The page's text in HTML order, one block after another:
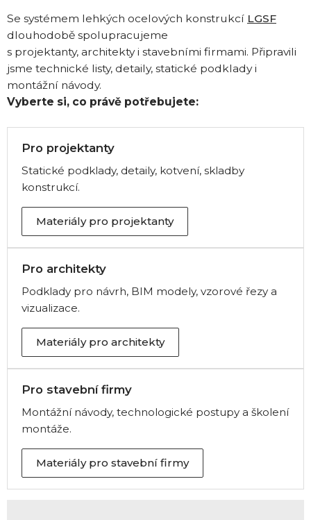
Se systémem lehkých ocelových konstrukcí LGSF
dlouhodobě spolupracujeme
s projektanty, architekty i stavebními firmami. Připravili
jsme technické listy, detaily, statické podklady i
montážní návody.
Vyberte si, co právě potřebujete:
Pro projektanty
Statické podklady, detaily, kotvení, skladby
konstrukcí.
Materiály pro projektanty
Pro architekty
Podklady pro návrh, BIM modely, vzorové řezy a
vizualizace.
Materiály pro architekty
Pro stavební firmy
Montážní návody, technologické postupy a školení
montáže.
Materiály pro stavební firmy